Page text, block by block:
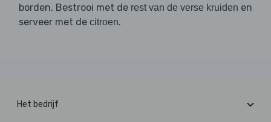
borden. Bestrooi met de rest van de verse kruiden en
serveer met de citroen.
Het bedrijf